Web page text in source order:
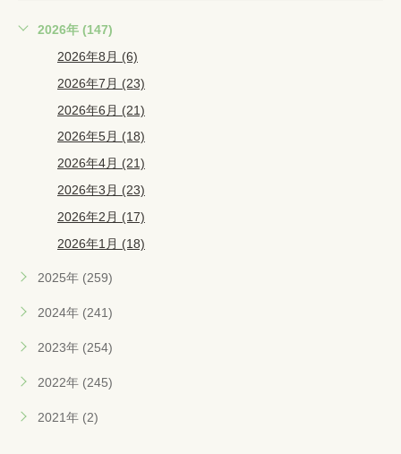
2026年 (147)
2026年8月 (6)
2026年7月 (23)
2026年6月 (21)
2026年5月 (18)
2026年4月 (21)
2026年3月 (23)
2026年2月 (17)
2026年1月 (18)
2025年 (259)
2024年 (241)
2023年 (254)
2022年 (245)
2021年 (2)